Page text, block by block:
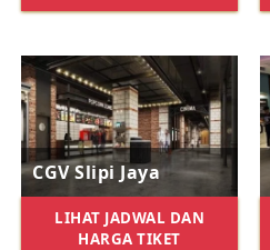
CGV Slipi Jaya
LIHAT JADWAL DAN
HARGA TIKET